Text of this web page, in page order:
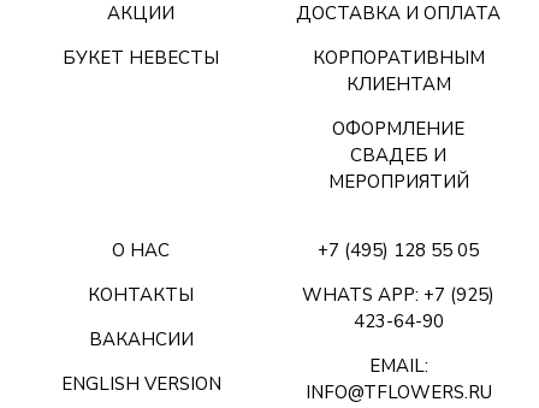
АКЦИИ
БУКЕТ НЕВЕСТЫ
ДОСТАВКА И ОПЛАТА
КОРПОРАТИВНЫМ
КЛИЕНТАМ
ОФОРМЛЕНИЕ
СВАДЕБ И
МЕРОПРИЯТИЙ
О НАС
КОНТАКТЫ
ВАКАНСИИ
ENGLISH VERSION
+7 (495) 128 55 05
WHATS APP: +7 (925)
423-64-90
EMAIL:
INFO@TFLOWERS.RU